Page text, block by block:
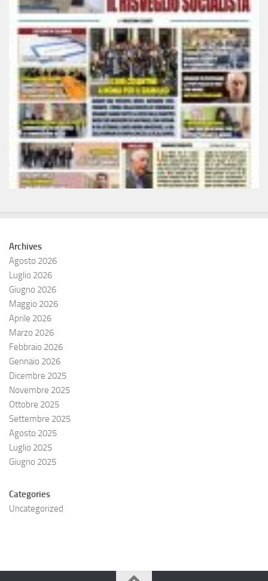
Archives
Agosto 2026
Luglio 2026
Giugno 2026
Maggio 2026
Aprile 2026
Marzo 2026
Febbraio 2026
Gennaio 2026
Dicembre 2025
Novembre 2025
Ottobre 2025
Settembre 2025
Agosto 2025
Luglio 2025
Giugno 2025
Categories
Uncategorized